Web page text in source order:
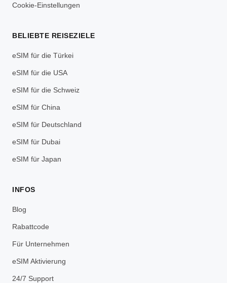
Cookie-Einstellungen
BELIEBTE REISEZIELE
eSIM für die Türkei
eSIM für die USA
eSIM für die Schweiz
eSIM für China
eSIM für Deutschland
eSIM für Dubai
eSIM für Japan
INFOS
Blog
Rabattcode
Für Unternehmen
eSIM Aktivierung
24/7 Support